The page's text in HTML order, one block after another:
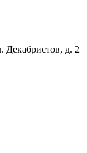
Декабристов, д. 2